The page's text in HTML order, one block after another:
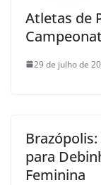
Atletas de
29 de julho de
para
Feminina